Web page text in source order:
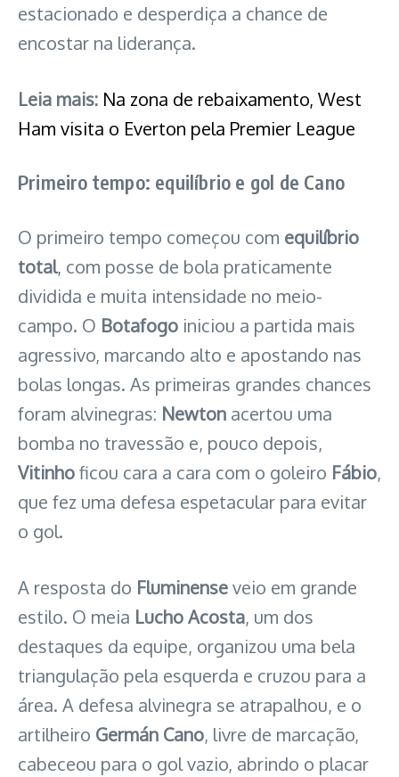
estacionado e desperdiça a chance de
encostar na liderança.
Leia mais: Na zona de rebaixamento, West
Ham visita o Everton pela Premier League
Primeiro tempo: equilíbrio e gol de Cano
O primeiro tempo começou com equilíbrio
total, com posse de bola praticamente
dividida e muita intensidade no meio-
campo. O Botafogo iniciou a partida mais
agressivo, marcando alto e apostando nas
bolas longas. As primeiras grandes chances
foram alvinegras: Newton acertou uma
bomba no travessão e, pouco depois,
Vitinhoficou cara a cara com o goleiro Fábio,
que fez uma defesa espetacular para evitar
o gol.
A resposta do Fluminenseveio em grande
estilo. O meia Lucho Acosta, um dos
destaques da equipe, organizou uma bela
triangulação pela esquerda e cruzou para a
área. A defesa alvinegra se atrapalhou, e o
artilheiro Germán Cano, livre de marcação,
cabeceou para o gol vazio, abrindo o placar